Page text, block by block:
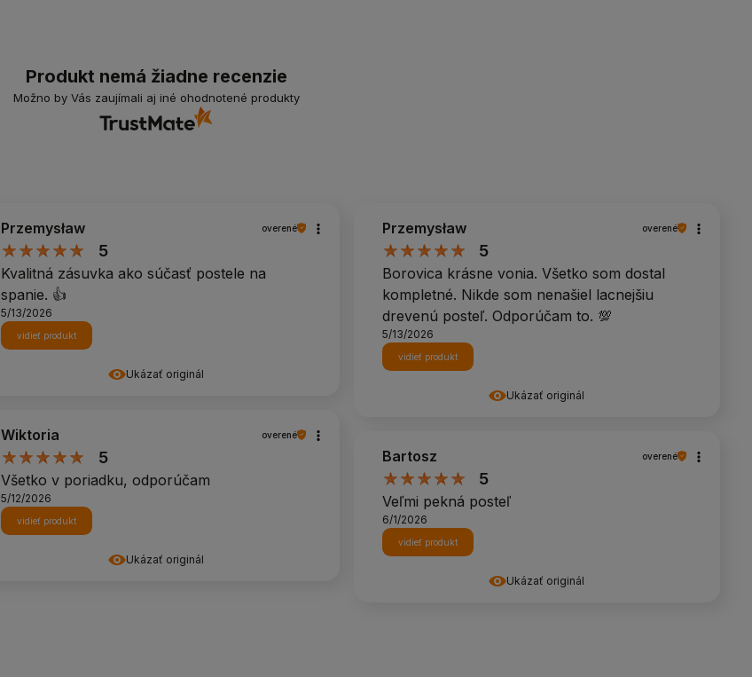
Produkt nemá žiadne recenzie
Možno by Vás zaujímali aj iné ohodnotené produkty
Ukázať originál
Przemysław overené
5
Kvalitná zásuvka ako súčasť postele na
spanie. 👍️
5/13/2026
vidieť produkt
Ukázať originál
Przemysław overené
5
Borovica krásne vonia. Všetko som dostal
kompletné. Nikde som nenašiel lacnejšiu
drevenú posteľ. Odporúčam to. 💯
5/13/2026
vidieť produkt
Ukázať originál
Wiktoria overené
5
Všetko v poriadku, odporúčam
5/12/2026
vidieť produkt
Ukázať originál
Bartosz overené
5
Veľmi pekná posteľ
6/1/2026
vidieť produkt